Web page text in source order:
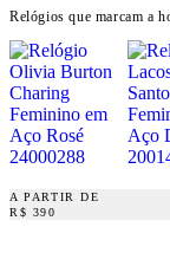
Relógios que marcam a
A PARTIR DE
R$ 390